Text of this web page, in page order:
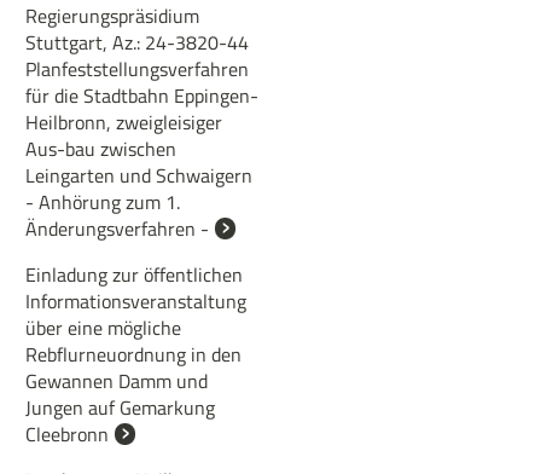
Regierungspräsidium
Stuttgart, Az.: 24-3820-44
Planfeststellungsverfahren
für die Stadtbahn Eppingen-
Heilbronn, zweigleisiger
Aus-bau zwischen
Leingarten und Schwaigern
- Anhörung zum 1.
Änderungsverfahren -
Einladung zur öffentlichen
Informationsveranstaltung
über eine mögliche
Rebflurneuordnung in den
Gewannen Damm und
Jungen auf Gemarkung
Cleebronn